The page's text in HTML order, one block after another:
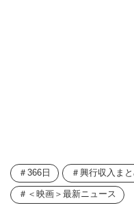
366日 興行収入ま
＜映画＞最新ニュース